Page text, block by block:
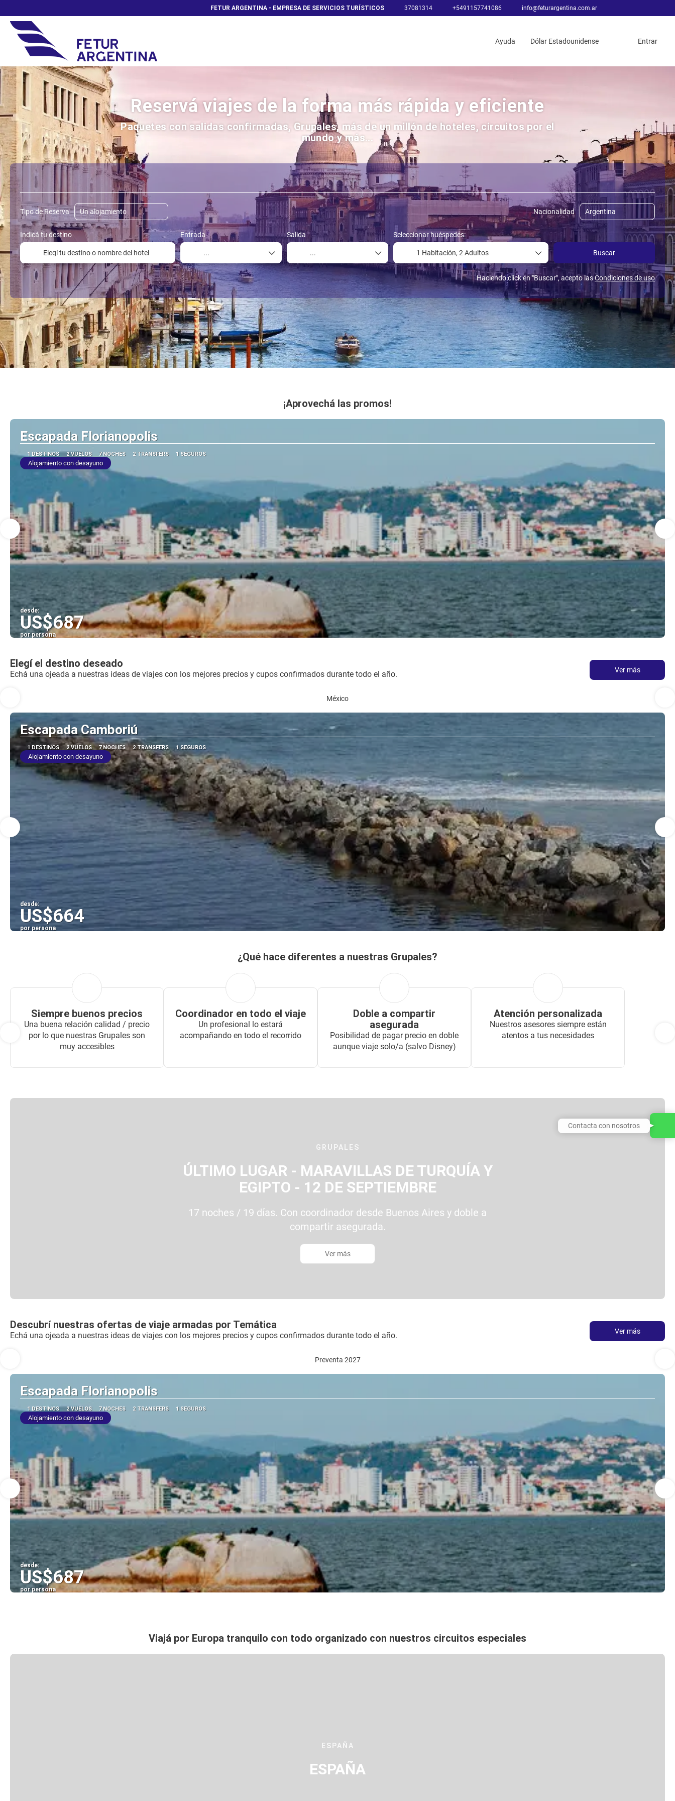
FETUR ARGENTINA - EMPRESA DE SERVICIOS TURÍSTICOS 37081314 +5491157741086 info@feturargentina.com.ar
Ayuda Dólar Estadounidense Entrar
Reservá viajes de la forma más rápida y eficiente
Paquetes con salidas confirmadas, Grupales, más de un millón de hoteles, circuitos por el
mundo y más...
Vuelos, Trenes y Buses Alojamiento Armá tu viaje Trip Planner Circuitos y Paquetes Traslados Actividades
Tipo de Reserva Nacionalidad
Indicá tu destino Entrada Salida Seleccionar huéspedes:
1 Habitación,2 Adultos Buscar
Haciendo click en "Buscar", acepto lasCondiciones de uso
¡Aprovechá las promos!
Escapada Florianopolis
1 DESTINOS 2 VUELOS 7 NOCHES 2 TRANSFERS 1 SEGUROS
Alojamiento con desayuno
desde:
US$687
por persona
Elegí el destino deseado
Echá una ojeada a nuestras ideas de viajes con los mejores precios y cupos confirmados durante todo el año. Ver más
México
Escapada Camboriú
1 DESTINOS 2 VUELOS 7 NOCHES 2 TRANSFERS 1 SEGUROS
Alojamiento con desayuno
desde:
US$664
por persona
¿Qué hace diferentes a nuestras Grupales?
Siempre buenos precios
Una buena relación calidad / precio
por lo que nuestras Grupales son
muy accesibles
Coordinador en todo el viaje
Un profesional lo estará
acompañando en todo el recorrido
Doble a compartir
asegurada
Posibilidad de pagar precio en doble
aunque viaje solo/a (salvo Disney)
Atención personalizada
Nuestros asesores siempre están
atentos a tus necesidades
GRUPALES
ÚLTIMO LUGAR - MARAVILLAS DE TURQUÍA Y
EGIPTO - 12 DE SEPTIEMBRE
17 noches / 19 días. Con coordinador desde Buenos Aires y doble a
compartir asegurada.
Ver más
Descubrí nuestras ofertas de viaje armadas por Temática
Echá una ojeada a nuestras ideas de viajes con los mejores precios y cupos confirmados durante todo el año. Ver más
Preventa 2027
Escapada Florianopolis
1 DESTINOS 2 VUELOS 7 NOCHES 2 TRANSFERS 1 SEGUROS
Alojamiento con desayuno
desde:
US$687
por persona
Viajá por Europa tranquilo con todo organizado con nuestros circuitos especiales
ESPAÑA
ESPAÑA
Contacta con nosotros